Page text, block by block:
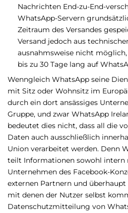
Nachrichten End-zu-End-
WhatsApp-Servern
Zeitraum des Versandes
Versand jedoch aus
ausnahmsweise nicht
bis zu 30 Tage lang auf
Wenngleich WhatsApp seine
mit Sitz oder Wohnsitz im
durch ein dort ansässiges
Gruppe, und zwar WhatsApp
bedeutet dies nicht, dass all die
Daten auch ausschließlich
Union verarbeitet werden. Denn
teilt Informationen sowohl intern
Unternehmen des Facebook-
externen Partnern und
mit denen der Nutzer selbst
Datenschutzmitteilung von